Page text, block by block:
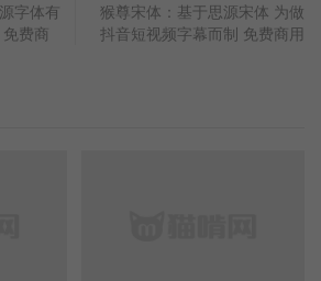
字体有
费商
猴尊宋体：基于思源宋体 为做
抖音短视频字幕而制 免费商用